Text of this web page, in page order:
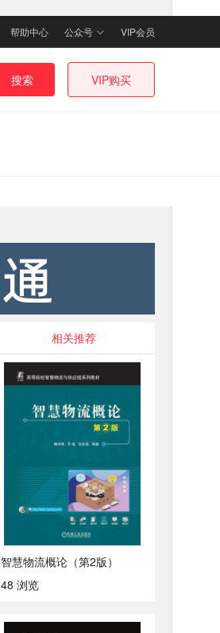
帮助中心 公众号 VIP会员
搜索 VIP购买
相关推荐
智慧物流概论（第2版）
48 浏览